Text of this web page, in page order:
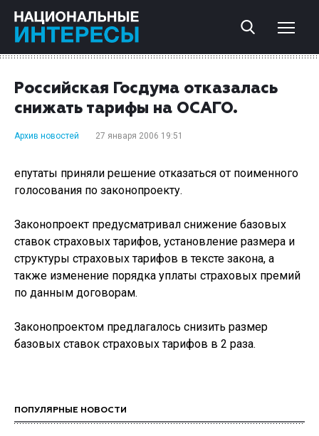
Российская Госдума отказалась
снижать тарифы на ОСАГО.
Архив новостей 27 января 2006 19:51
епутаты приняли решение отказаться от поименного
голосования по законопроекту.
Законопроект предусматривал снижение базовых
ставок страховых тарифов, установление размера и
структуры страховых тарифов в тексте закона, а
также изменение порядка уплаты страховых премий
по данным договорам.
Законопроектом предлагалось снизить размер
базовых ставок страховых тарифов в 2 раза.
ПОПУЛЯРНЫЕ НОВОСТИ